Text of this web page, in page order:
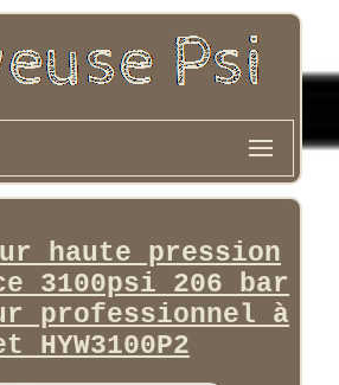
haute pression
3100psi 206 bar
professionnel à
HYW3100P2